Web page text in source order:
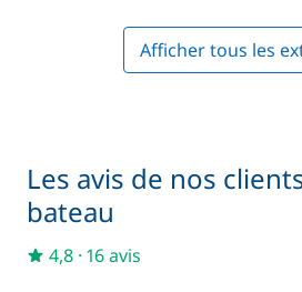
Cuisinier (repas non inclus)
Hôtesse (repas non inclus)
Afficher tous les
Les avis de nos
bateau
4,8 · 16 avis